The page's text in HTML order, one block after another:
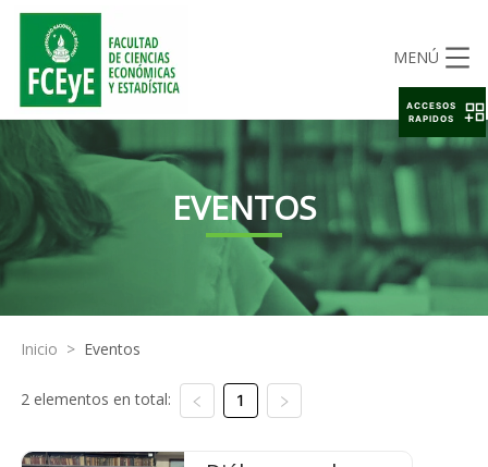
MENÚ
EVENTOS
Inicio > Eventos
2 elementos en total: 1
ACCESOS
RAPIDOS